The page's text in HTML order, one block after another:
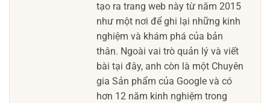
tạo ra trang web này từ năm 2015
như một nơi để ghi lại những kinh
nghiệm và khám phá của bản
thân. Ngoài vai trò quản lý và viết
bài tại đây, anh còn là một Chuyên
gia Sản phẩm của Google và có
hơn 12 năm kinh nghiệm trong